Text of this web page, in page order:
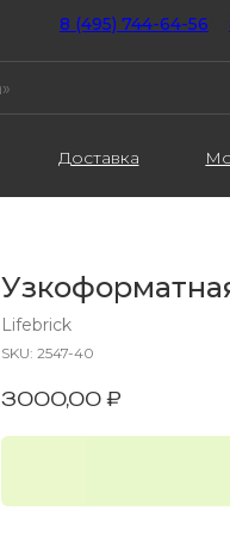
8 (495) 744-64-56
Доставка
Lifebrick
SKU: 2547-40
3000,00 ₽